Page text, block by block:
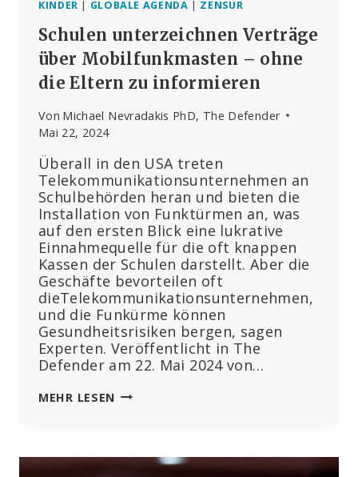
KINDER | GLOBALE AGENDA | ZENSUR
Schulen unterzeichnen Verträge
über Mobilfunkmasten – ohne
die Eltern zu informieren
Von Michael Nevradakis PhD, The Defender
Mai 22, 2024
Überall in den USA treten
Telekommunikationsunternehmen an
Schulbehörden heran und bieten die
Installation von Funktürmen an, was
auf den ersten Blick eine lukrative
Einnahmequelle für die oft knappen
Kassen der Schulen darstellt. Aber die
Geschäfte bevorteilen oft
dieTelekommunikationsunternehmen,
und die Funkürme können
Gesundheitsrisiken bergen, sagen
Experten. Veröffentlicht in The
Defender am 22. Mai 2024 von…
MEHR LESEN SCHULEN
MOBILFUNKMASTEN